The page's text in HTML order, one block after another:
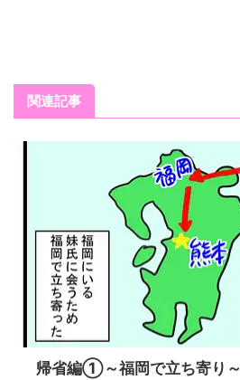
関連記事
帰省編➀～福岡で立ち寄り～